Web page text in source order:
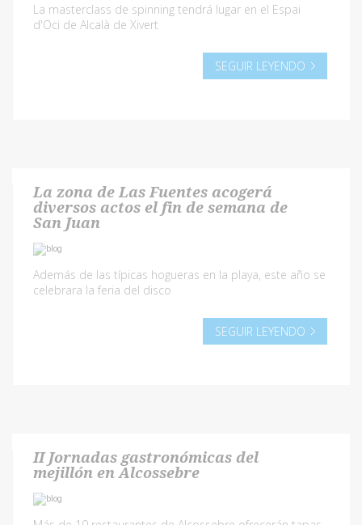
La masterclass de spinning tendrá lugar en el Espai
d'Oci de Alcalà de Xivert
SEGUIR LEYENDO
La zona de Las Fuentes acogerá
diversos actos el fin de semana de
San Juan
Además de las típicas hogueras en la playa, este año se
celebrara la feria del disco
SEGUIR LEYENDO
II Jornadas gastronómicas del
mejillón en Alcossebre